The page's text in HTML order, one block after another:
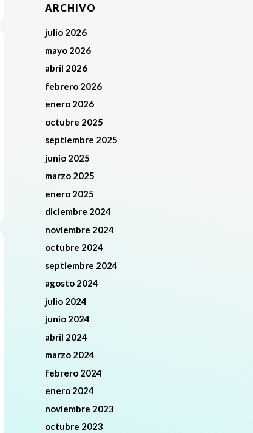
ARCHIVO
julio 2026
mayo 2026
abril 2026
febrero 2026
enero 2026
octubre 2025
septiembre 2025
junio 2025
marzo 2025
enero 2025
diciembre 2024
noviembre 2024
octubre 2024
septiembre 2024
agosto 2024
julio 2024
junio 2024
abril 2024
marzo 2024
febrero 2024
enero 2024
noviembre 2023
octubre 2023